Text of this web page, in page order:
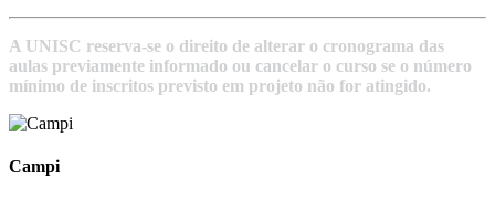
A UNISC reserva-se o direito de alterar o cronograma das
aulas previamente informado ou cancelar o curso se o número
mínimo de inscritos previsto em projeto não for atingido.
Campi